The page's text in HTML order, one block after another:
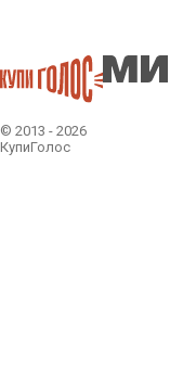
© 2013 - 2026
КупиГолос